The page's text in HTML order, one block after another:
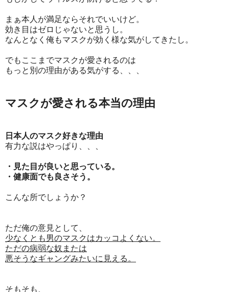
まぁ本人が満足ならそれでいいけど。
効き目はゼロじゃないと思うし。
なんとなく俺もマスクが効く様な気がしてきたし。
でもここまでマスクが愛されるのは
もっと別の理由がある気がする、、、
マスクが愛される本当の理由
日本人のマスク好きな理由
有力な説はやっぱり、、、
・見た目が良いと思っている。
・健康面でも良さそう。
こんな所でしょうか？
ただ俺の意見として、
少なくとも男のマスクはカッコよくない。
ただの病弱な奴または
悪そうなギャングみたいに見える。
そもそも、